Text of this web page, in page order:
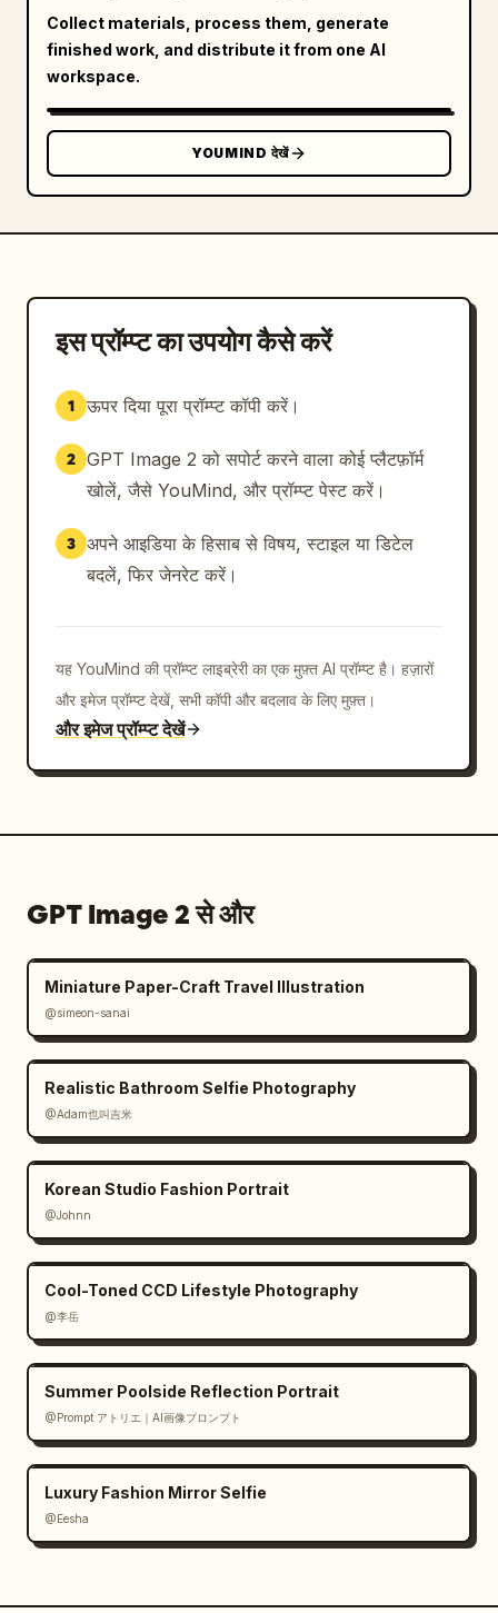
Collect materials, process them, generate
finished work, and distribute it from one AI
workspace.
YOUMIND देखें
इस प्रॉम्प्ट का उपयोग कैसे करें
1 ऊपर दिया पूरा प्रॉम्प्ट कॉपी करें।
2 GPT Image 2 को सपोर्ट करने वाला कोई प्लैटफ़ॉर्म
खोलें, जैसे YouMind, और प्रॉम्प्ट पेस्ट करें।
3 अपने आइडिया के हिसाब से विषय, स्टाइल या डिटेल
बदलें, फिर जेनरेट करें।
यह YouMind की प्रॉम्प्ट लाइब्रेरी का एक मुफ़्त AI प्रॉम्प्ट है। हज़ारों
और इमेज प्रॉम्प्ट देखें, सभी कॉपी और बदलाव के लिए मुफ़्त।
और इमेज प्रॉम्प्ट देखें
GPT Image 2 से और
Miniature Paper-Craft Travel Illustration
@simeon-sanai
Realistic Bathroom Selfie Photography
@Adam也叫吉米
Korean Studio Fashion Portrait
@Johnn
Cool-Toned CCD Lifestyle Photography
@李岳
Summer Poolside Reflection Portrait
@Prompt アトリエ｜AI画像プロンプト
Luxury Fashion Mirror Selfie
@Eesha